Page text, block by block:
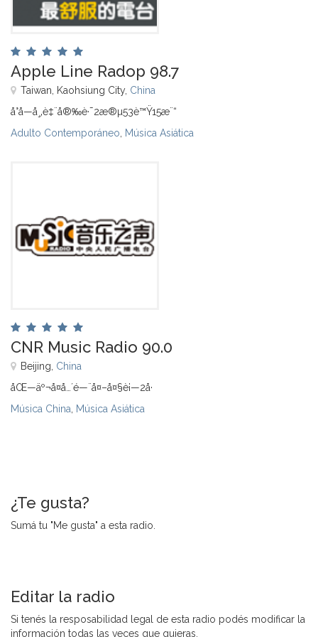
Apple Line Radop 98.7
Taiwan, Kaohsiung City, China
å°å—å¸‚è‡¨å®‰è·¯2æ®µ53è™Ÿ15æ¨“
Adulto Contemporáneo Música Asiática
CNR Music Radio 90.0
Beijing, China
åŒ—äº¬å¤å…´é—¨å¤–å¤§è¡—2å·
Música China Música Asiática
¿Te gusta?
Sumá tu "Me gusta" a esta radio.
Editar la radio
Si tenés la resposabilidad legal de esta radio podés modificar la
información todas las veces que quieras.